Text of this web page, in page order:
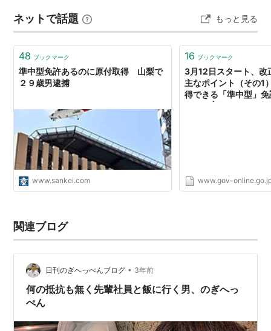
小型トラックの多くが、法改正後は準中型以上でなけ
れ…
ネットで話題 もっと見る
48 ブックマーク
準中型免許あるのに原付取得 山梨で
２９歳男逮捕
www.sankei.com
16 ブックマーク
3月12日スタート、改
主なポイント（その
得できる「準中型」
www.gov-
関連ブログ
日刊のぎへっぺんブログ • 3年前
何の抵抗も無く先輩社員と飯に行く男、のぎへっ
ぺん